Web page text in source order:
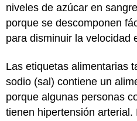
niveles de azúcar en
porque se descomponen
para disminuir la velocidad
Las etiquetas alimentarias
sodio (sal) contiene un
porque algunas personas
tienen hipertensión